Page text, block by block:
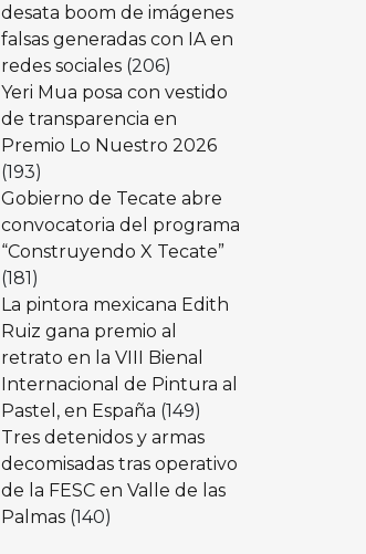
desata boom de imágenes
falsas generadas con IA en
redes sociales (206)
Yeri Mua posa con vestido
de transparencia en
Premio Lo Nuestro 2026
(193)
Gobierno de Tecate abre
convocatoria del programa
“Construyendo X Tecate”
(181)
La pintora mexicana Edith
Ruiz gana premio al
retrato en la VIII Bienal
Internacional de Pintura al
Pastel, en España (149)
Tres detenidos y armas
decomisadas tras operativo
de la FESC en Valle de las
Palmas (140)